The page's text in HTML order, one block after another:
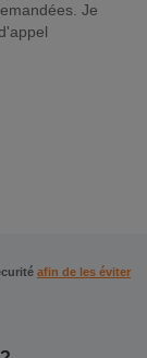
Je
afin de les éviter